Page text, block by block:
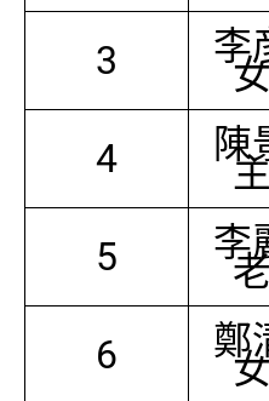
3 李
4 陳
5 李
6 鄭